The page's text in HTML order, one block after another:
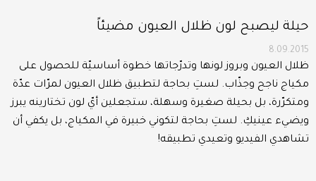
حيلة ليصبح لون ظلال العيون مضيئاً
8.09.2015
ظلال العيون وبروز لونها وتدرّجاتها خطوة أساسيّة للحصول على
مكياج ناجح وجذّاب. لستِ بحاجة لتطبيق ظلال العيون لمرّات عدّة
ومتكرّرة، بل بحيلة صغيرة وسهلة، ستجعلين أيّ لون تختارينه يبرز
ويضيء عينيكِ. لستِ بحاجة لتكوني خبيرة في المكياج، بل يكفي أن
تشاهدي الفيديو وتعيدي تطبيقه!